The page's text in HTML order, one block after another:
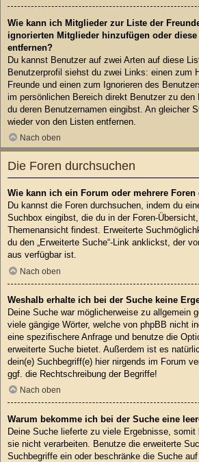
Wie kann ich Mitglieder zur Liste der
ignorierten Mitglieder hinzufügen oder
entfernen?
Du kannst Benutzer auf zwei Arten auf diese
Benutzerprofil siehst du zwei Links: einen zum
Freunde und einen zum Ignorieren des
im persönlichen Bereich direkt Benutzer zu den
du deren Benutzernamen eingibst. An gleicher
wieder von den Listen entfernen.
Nach oben
Die Foren durchsuchen
Wie kann ich ein Forum oder mehrere
Du kannst die Foren durchsuchen, indem du
Suchbox eingibst, die du in der Foren-
Themenansicht findest. Erweiterte
du den „Erweiterte Suche“-Link anklickst, der
aus verfügbar ist.
Nach oben
Weshalb erhalte ich bei der Suche keine
Deine Suche war möglicherweise zu allgemein
viele gängige Wörter, welche von phpBB nicht
eine spezifischere Anfrage und benutze die
erweiterte Suche bietet. Außerdem ist es
dein(e) Suchbegriff(e) hier nirgends im Forum
ggf. die Rechtschreibung der Begriffe!
Nach oben
Warum bekomme ich bei der Suche eine
Deine Suche lieferte zu viele Ergebnisse, somit
sie nicht verarbeiten. Benutze die erweiterte
Suchbegriffe ein oder beschränke die Suche